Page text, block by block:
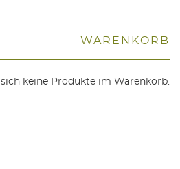
WAREN­KORB
keine Produkte im Warenkorb.